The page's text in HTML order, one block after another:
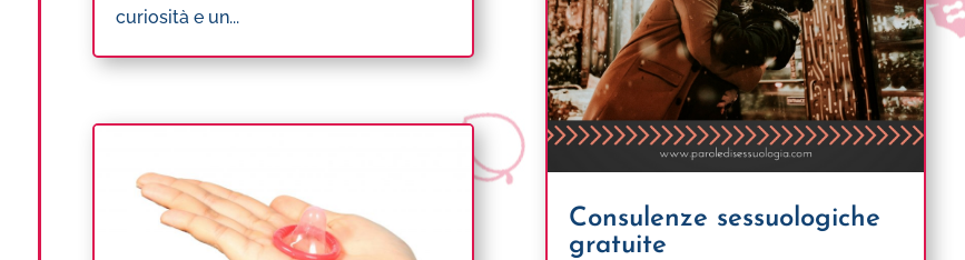
curiosità e un...
Consulenze sessuologiche
gratuite